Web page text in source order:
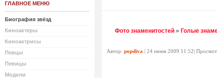
ГЛАВНОЕ МЕНЮ
Биография звёзд
Киноактеры
Киноактрисы
Певцы
Певицы
Модели
Фото знаменитостей » Голые
Автор: popdiva | 24 июня 2009 11:52|